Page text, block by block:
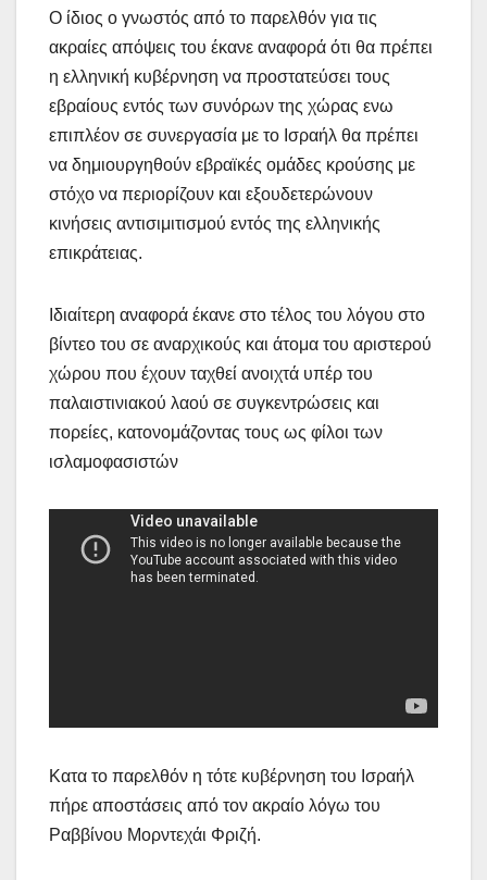
Ο ίδιος ο γνωστός από το παρελθόν για τις
ακραίες απόψεις του έκανε αναφορά ότι θα πρέπει
η ελληνική κυβέρνηση να προστατεύσει τους
εβραίους εντός των συνόρων της χώρας ενω
επιπλέον σε συνεργασία με το Ισραήλ θα πρέπει
να δημιουργηθούν εβραϊκές ομάδες κρούσης με
στόχο να περιορίζουν και εξουδετερώνουν
κινήσεις αντισιμιτισμού εντός της ελληνικής
επικράτειας.
Ιδιαίτερη αναφορά έκανε στο τέλος του λόγου στο
βίντεο του σε αναρχικούς και άτομα του αριστερού
χώρου που έχουν ταχθεί ανοιχτά υπέρ του
παλαιστινιακού λαού σε συγκεντρώσεις και
πορείες, κατονομάζοντας τους ως φίλοι των
ισλαμοφασιστών
Κατα το παρελθόν η τότε κυβέρνηση του Ισραήλ
πήρε αποστάσεις από τον ακραίο λόγω του
Ραββίνου Μορντεχάι Φριζή.